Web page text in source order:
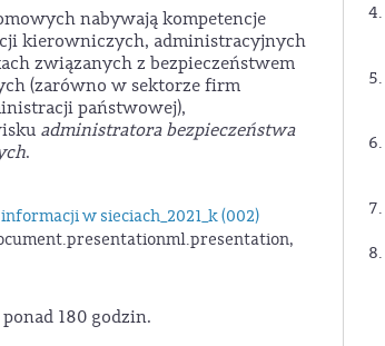
nabywają kompetencje
kierowniczych, administracyjnych
związanych z bezpieczeństwem
(zarówno w sektorze firm
państwowej),
administratora bezpieczeństwa
.
w sieciach_2021_k (002)
180 godzin.